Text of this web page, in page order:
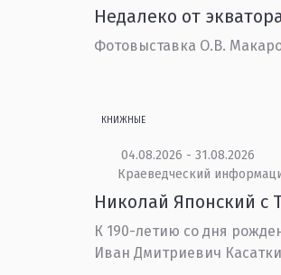
Недалеко от
Фотовыставка О.В.
КНИЖНЫЕ
04.08.2026 - 31.08.2026
Краеведческий
Николай Японский с
К 190-летию со дня
Иван Дмитриевич